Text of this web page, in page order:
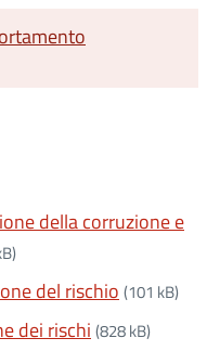
della corruzione e
del rischio (101 kB)
dei rischi (828 kB)